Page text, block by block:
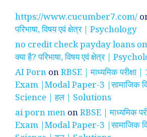
https://www.cucumber7.com/
परिभाषा, विषय एवं क्षेत्र | Psychology
no credit check payday loans
क्या है? परिभाषा, विषय एवं क्षेत्र |
AI Porn onRBSE | माध्यमिक
Exam |Modal Paper-3 |सामाजिक
Science | हल | Solutions
ai porn men onRBSE | माध्यमिक
Exam |Modal Paper-3 |सामाजिक